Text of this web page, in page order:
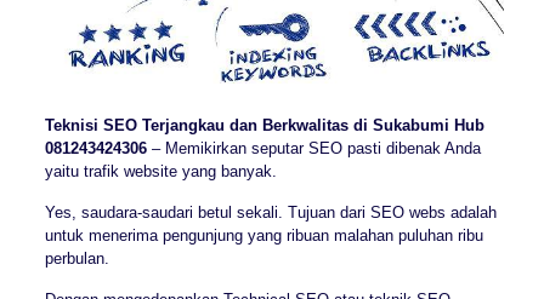
Teknisi SEO Terjangkau dan Berkwalitas di Sukabumi Hub
081243424306– Memikirkan seputar SEO pasti dibenak Anda
yaitu trafik website yang banyak.
Yes, saudara-saudari betul sekali. Tujuan dari SEO webs adalah
untuk menerima pengunjung yang ribuan malahan puluhan ribu
perbulan.